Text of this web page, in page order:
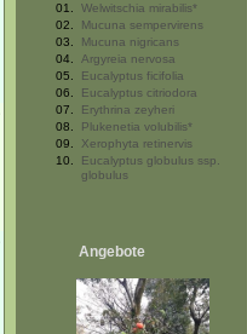
01.
Welwitschia mirabilis*
02.
Mucuna sempervirens
03.
Mucuna nigricans
04.
Argyreia nervosa
05.
Eucalyptus ficifolia
06.
Eucalyptus citriodora
07.
Erythrina zeyheri
08.
Plukenetia volubilis*
09.
Xerophyta retinervis
10.
Eucalyptus globulus ssp.
globulus
Angebote